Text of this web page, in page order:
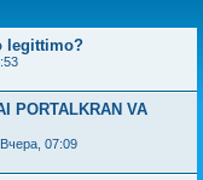
legittimo?
PORTALKRAN VA
Вчера, 07:09